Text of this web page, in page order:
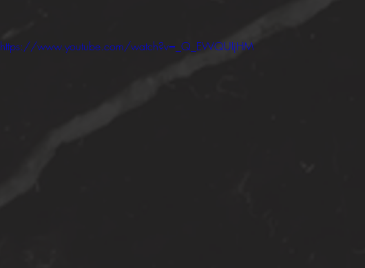
https://www.youtube.com/watch?v=_Q_EWQUIjHM